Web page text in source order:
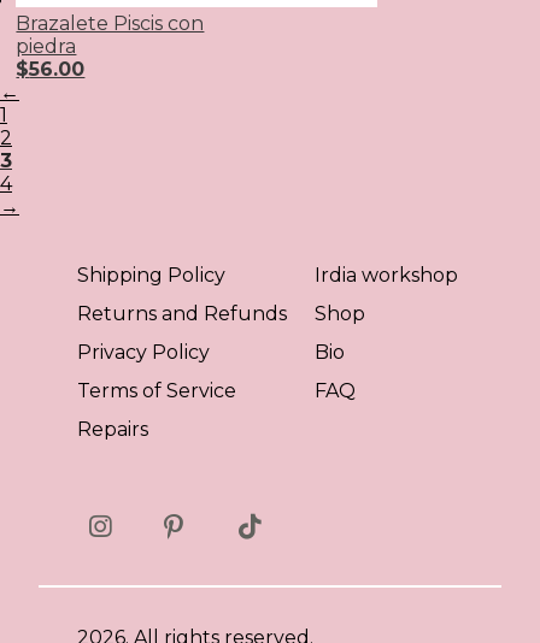
Brazalete Piscis con
piedra
$56.00
←
1
2
3
4
→
Shipping Policy
Returns and Refunds
Privacy Policy
Terms of Service
Repairs
Irdia workshop
Shop
Bio
FAQ
2026. All rights reserved.